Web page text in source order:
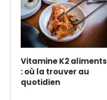
Vitamine K2 aliments
: où la trouver au
quotidien